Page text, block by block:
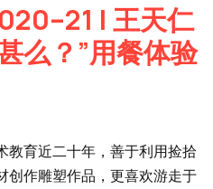
| 王天仁
么？”用餐体验
教育近二十年，善于利用捡拾
创作雕塑作品，更喜欢游走于